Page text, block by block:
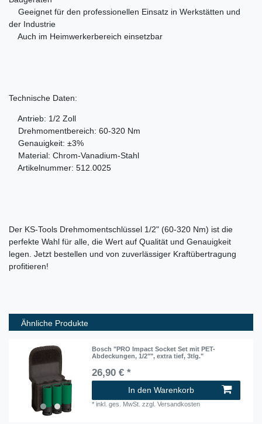
Geeignet für den professionellen Einsatz in Werkstätten und
der Industrie
Auch im Heimwerkerbereich einsetzbar
Technische Daten:
Antrieb: 1/2 Zoll
Drehmomentbereich: 60-320 Nm
Genauigkeit: ±3%
Material: Chrom-Vanadium-Stahl
Artikelnummer: 512.0025
Der KS-Tools Drehmomentschlüssel 1/2" (60-320 Nm) ist die
perfekte Wahl für alle, die Wert auf Qualität und Genauigkeit
legen. Jetzt bestellen und von zuverlässiger Kraftübertragung
profitieren!
Ähnliche Produkte
Bosch "PRO Impact Socket Set mit PET-
Abdeckungen, 1/2"", extra tief, 3tlg."
26,90 € *
In den Warenkorb
*inkl. ges. MwSt. zzgl.Versandkosten